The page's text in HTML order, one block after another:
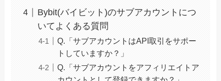
Bybit(バイビット)のサブアカウントにつ
いてよくある質問
Q.「サブアカウントはAPI取引をサポー
トしていますか？」
Q.「サブアカウントをアフィリエイトア